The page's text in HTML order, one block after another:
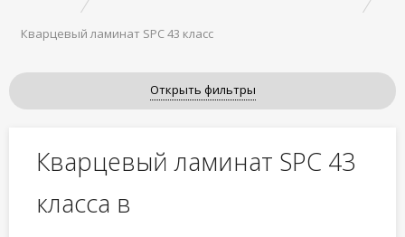
Кварцевый ламинат SPC 43 класс
Открыть фильтры
Кварцевый ламинат SPC 43
класса в